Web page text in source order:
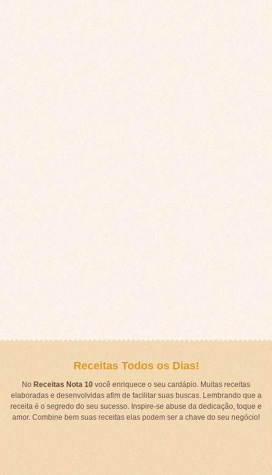
Receitas Todos os Dias!
No Receitas Nota 10você enriquece o seu cardápio. Muitas receitas
elaboradas e desenvolvidas afim de facilitar suas buscas. Lembrando que a
receita é o segredo do seu sucesso. Inspire-se abuse da dedicação, toque e
amor. Combine bem suas receitas elas podem ser a chave do seu negócio!